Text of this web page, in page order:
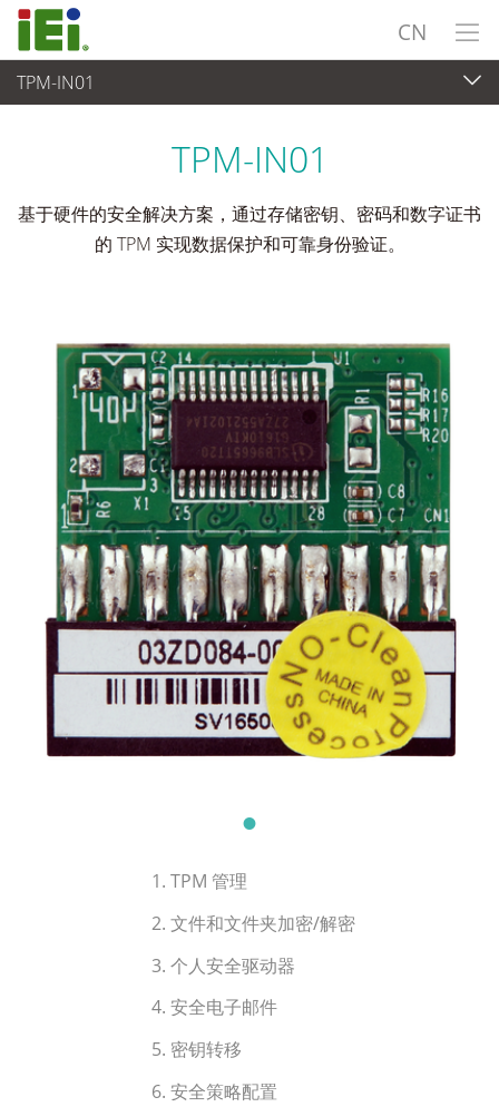
CN
TPM-IN01
工业主板 >
TPM-IN01
基于硬件的安全解决方案，通过存储密钥、密码和数字证书
的 TPM 实现数据保护和可靠身份验证。
1. TPM 管理
2. 文件和文件夹加密/解密
3. 个人安全驱动器
4. 安全电子邮件
5. 密钥转移
6. 安全策略配置